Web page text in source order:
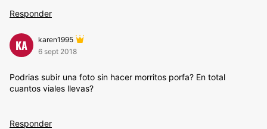
Responder
KA
karen1995
6 sept 2018
Podrias subir una foto sin hacer morritos porfa? En total
cuantos viales llevas?
Responder